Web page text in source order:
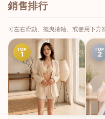
銷售排行
可左右滑動、拖曳捲軸、或使用下方
TOP
1 TOP
2